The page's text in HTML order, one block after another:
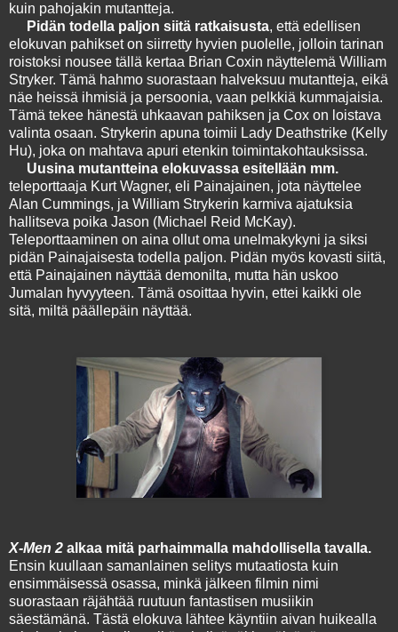
kuin pahojakin mutantteja.
Pidän todella paljon siitä ratkaisusta, että edellisen
elokuvan pahikset on siirretty hyvien puolelle, jolloin tarinan
roistoksi nousee tällä kertaa Brian Coxin näyttelemä William
Stryker. Tämä hahmo suorastaan halveksuu mutantteja, eikä
näe heissä ihmisiä ja persoonia, vaan pelkkiä kummajaisia.
Tämä tekee hänestä uhkaavan pahiksen ja Cox on loistava
valinta osaan. Strykerin apuna toimii Lady Deathstrike (Kelly
Hu), joka on mahtava apuri etenkin toimintakohtauksissa.
Uusina mutantteina elokuvassa esitellään mm.
teleporttaaja Kurt Wagner, eli Painajainen, jota näyttelee
Alan Cummings, ja William Strykerin karmiva ajatuksia
hallitseva poika Jason (Michael Reid McKay).
Teleporttaaminen on aina ollut oma unelmakykyni ja siksi
pidän Painajaisesta todella paljon. Pidän myös kovasti siitä,
että Painajainen näyttää demonilta, mutta hän uskoo
Jumalan hyvyyteen. Tämä osoittaa hyvin, ettei kaikki ole
sitä, miltä päällepäin näyttää.
X-Men 2 alkaa mitä parhaimmalla mahdollisella tavalla.
Ensin kuullaan samanlainen selitys mutaatiosta kuin
ensimmäisessä osassa, minkä jälkeen filmin nimi
suorastaan räjähtää ruutuun fantastisen musiikin
säestämänä. Tästä elokuva lähtee käyntiin aivan huikealla